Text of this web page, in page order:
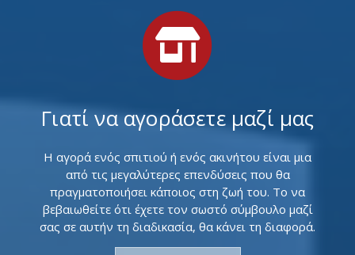
Γιατί να αγοράσετε μαζί μας
Η αγορά ενός σπιτιού ή ενός ακινήτου είναι μια
από τις μεγαλύτερες επενδύσεις που θα
πραγματοποιήσει κάποιος στη ζωή του. Το να
βεβαιωθείτε ότι έχετε τον σωστό σύμβουλο μαζί
σας σε αυτήν τη διαδικασία, θα κάνει τη διαφορά.